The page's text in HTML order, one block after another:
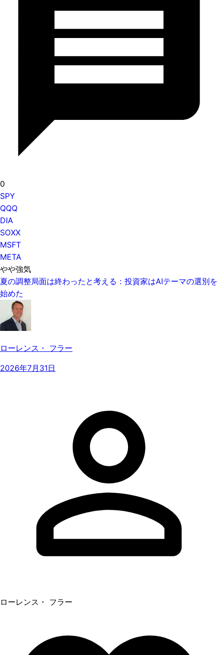
0
SPY
QQQ
DIA
SOXX
MSFT
META
やや強気
夏の調整局面は終わったと考える：投資家はAIテーマの選別を
始めた
ローレンス・ フラー
2026年7月31日
ローレンス・ フラー